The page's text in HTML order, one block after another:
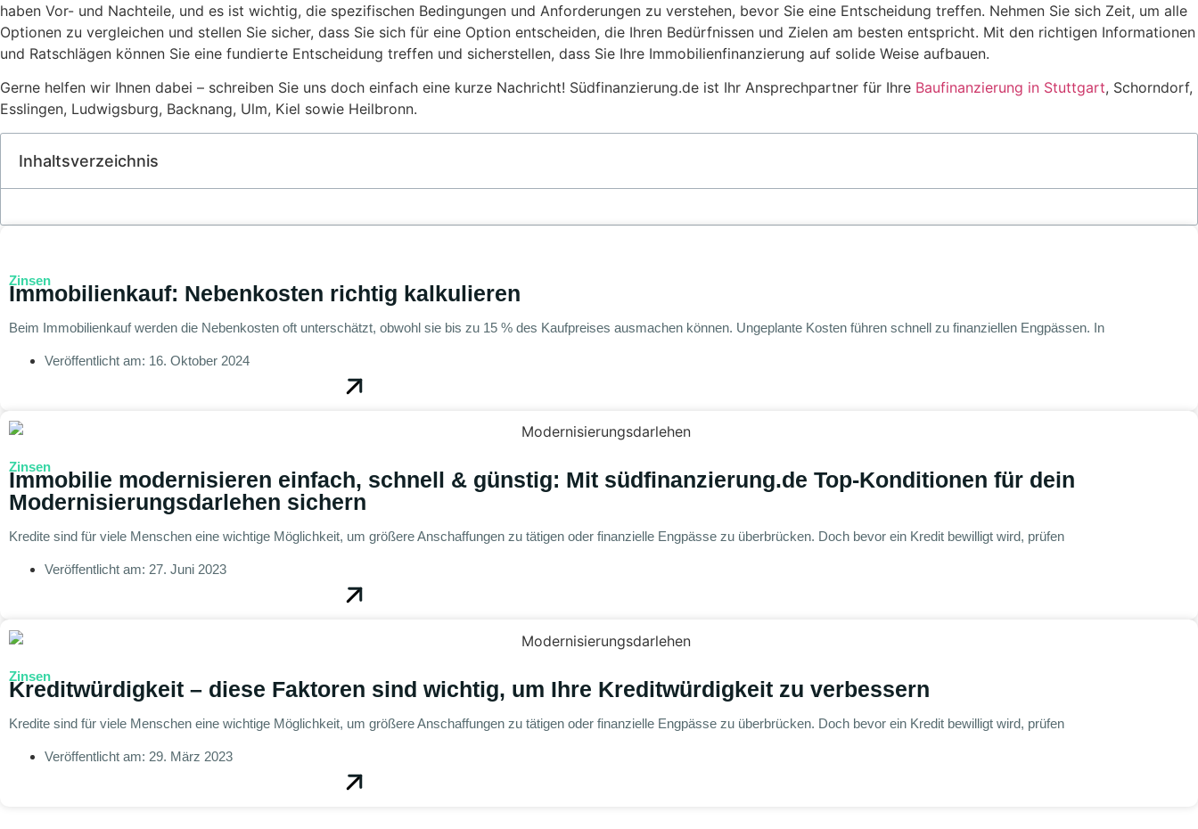
haben Vor- und Nachteile, und es ist wichtig, die spezifischen Bedingungen und Anforderungen zu verstehen, bevor Sie eine Entscheidung treffen. Nehmen Sie sich Zeit, um alle
Optionen zu vergleichen und stellen Sie sicher, dass Sie sich für eine Option entscheiden, die Ihren Bedürfnissen und Zielen am besten entspricht. Mit den richtigen Informationen
und Ratschlägen können Sie eine fundierte Entscheidung treffen und sicherstellen, dass Sie Ihre Immobilienfinanzierung auf solide Weise aufbauen.
Gerne helfen wir Ihnen dabei – schreiben Sie uns doch einfach eine kurze Nachricht! Südfinanzierung.de ist Ihr Ansprechpartner für Ihre Baufinanzierung in Stuttgart, Schorndorf,
Esslingen, Ludwigsburg, Backnang, Ulm, Kiel sowie Heilbronn.
Inhaltsverzeichnis
Zinsen
Immobilienkauf: Nebenkosten richtig kalkulieren
Beim Immobilienkauf werden die Nebenkosten oft unterschätzt, obwohl sie bis zu 15 % des Kaufpreises ausmachen können. Ungeplante Kosten führen schnell zu finanziellen Engpässen. In
Veröffentlicht am: 16. Oktober 2024
Zinsen
Immobilie modernisieren einfach, schnell & günstig: Mit südfinanzierung.de Top-Konditionen für dein
Modernisierungsdarlehen sichern
Kredite sind für viele Menschen eine wichtige Möglichkeit, um größere Anschaffungen zu tätigen oder finanzielle Engpässe zu überbrücken. Doch bevor ein Kredit bewilligt wird, prüfen
Veröffentlicht am: 27. Juni 2023
Zinsen
Kreditwürdigkeit – diese Faktoren sind wichtig, um Ihre Kreditwürdigkeit zu verbessern
Kredite sind für viele Menschen eine wichtige Möglichkeit, um größere Anschaffungen zu tätigen oder finanzielle Engpässe zu überbrücken. Doch bevor ein Kredit bewilligt wird, prüfen
Veröffentlicht am: 29. März 2023